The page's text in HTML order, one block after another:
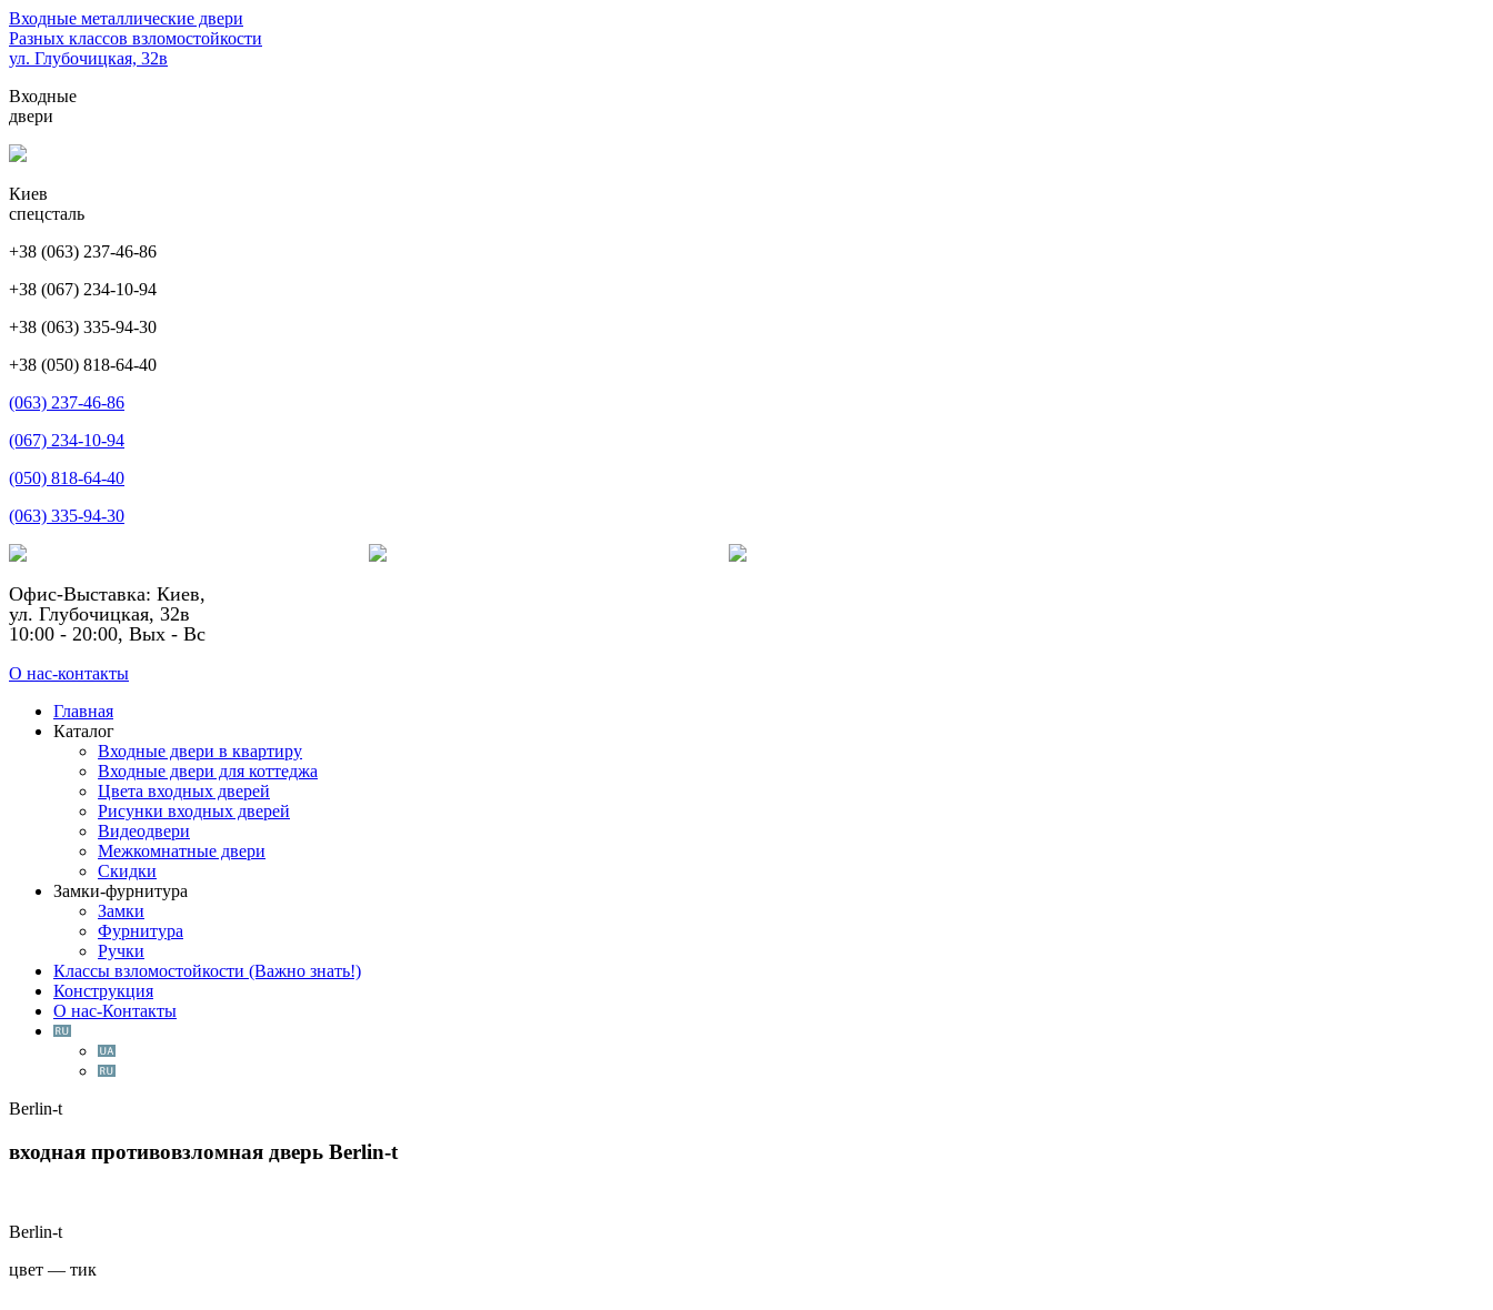
Перейти
к
содержимому
Enter)
Входные металлические двери
Разных классов взломостойкости
ул. Глубочицкая, 32в
Входные
двери
Киев
спецсталь
+38 (063) 237-46-86
+38 (067) 234-10-94
+38 (063) 335-94-30
+38 (050) 818-64-40
(063) 237-46-86
(067) 234-10-94
(050) 818-64-40
(063) 335-94-30
Офис-Выставка: Киев,
ул. Глубочицкая, 32в
10:00 - 20:00, Вых - Вс
О нас-контакты
Главная
Каталог
Входные двери в квартиру
Входные двери для коттеджа
Цвета входных дверей
Рисунки входных дверей
Видеодвери
Межкомнатные двери
Скидки
Замки-фурнитура
Замки
Фурнитура
Ручки
Классы взломостойкости (Важно знать!)
Конструкция
О нас-Контакты
Berlin-t
входная противовзломная дверь Berlin-t
Berlin-t
цвет — тик